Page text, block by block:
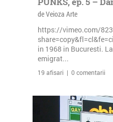
de Veioza Arte
https://vimeo.com/
in 1968 in Bucuresti.
emigrat...
19 afisari | 0 comentarii